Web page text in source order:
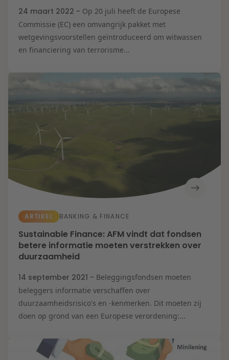
24 maart 2022 - Op 20 juli heeft de Europese
Commissie (EC) een omvangrijk pakket met
wetgevingsvoorstellen geïntroduceerd om witwassen
en financiering van terrorisme...
ARTIKEL BANKING & FINANCE
Sustainable Finance: AFM vindt dat fondsen
betere informatie moeten verstrekken over
duurzaamheid
14 september 2021 - Beleggingsfondsen moeten
beleggers informatie verschaffen over
duurzaamheidsrisico's en -kenmerken. Dit moeten zij
doen op grond van een Europese verordening:...